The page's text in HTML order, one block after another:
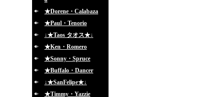
★Dorene・Calabaza
★Paul・Tenorio
↓★Taos タオス★↓
★Ken・Romero
★Sonny・Spruce
★Buffalo・Dancer
↓★SanFelipe★↓
★Timmy・Yazzie